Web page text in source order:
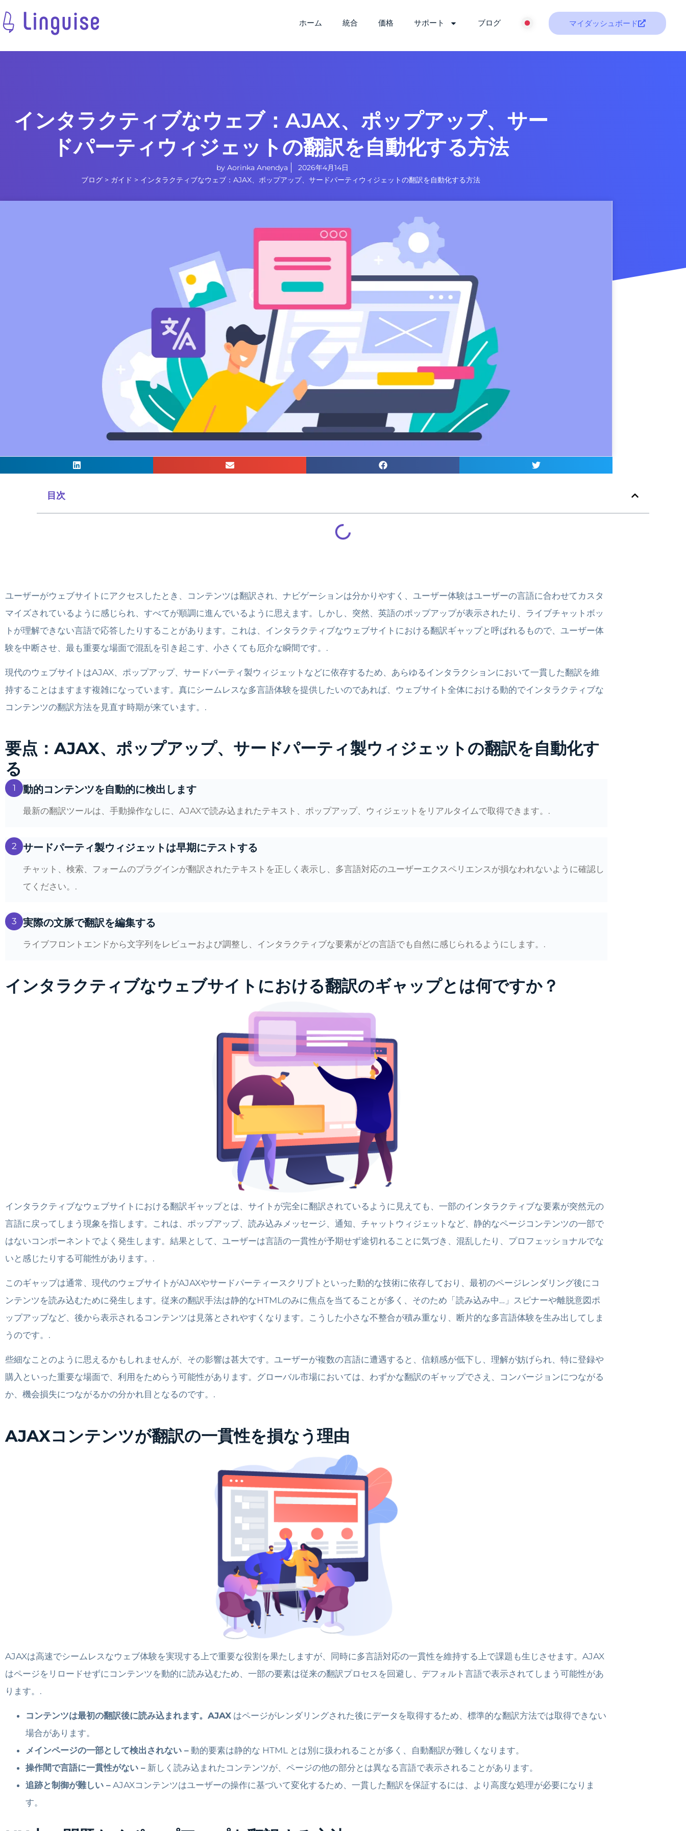
ホーム 統合 価格 サポート ブログ マイダッシュボード
インタラクティブなウェブ：AJAX、ポップアップ、サー
ドパーティウィジェットの翻訳を自動化する方法
by Aorinka Anendya
2026年4月14日
ブログ > ガイド > インタラクティブなウェブ：AJAX、ポップアップ、サードパーティウィジェットの翻訳を自動化する方法
目次
ユーザーがウェブサイトにアクセスしたとき、コンテンツは翻訳され、ナビゲーションは分かりやすく、ユーザー体験はユーザーの言語に合わせてカスタ
マイズされているように感じられ、すべてが順調に進んでいるように思えます。しかし、突然、英語のポップアップが表示されたり、ライブチャットボッ
トが理解できない言語で応答したりすることがあります。これは、インタラクティブなウェブサイトにおける翻訳ギャップと呼ばれるもので、ユーザー体
験を中断させ、最も重要な場面で混乱を引き起こす、小さくても厄介な瞬間です。.
現代のウェブサイトはAJAX、ポップアップ、サードパーティ製ウィジェットなどに依存するため、あらゆるインタラクションにおいて一貫した翻訳を維
持することはますます複雑になっています。真にシームレスな多言語体験を提供したいのであれば、ウェブサイト全体における動的でインタラクティブな
コンテンツの翻訳方法を見直す時期が来ています。.
要点：AJAX、ポップアップ、サードパーティ製ウィジェットの翻訳を自動化す
る
1 動的コンテンツを自動的に検出します
最新の翻訳ツールは、手動操作なしに、AJAXで読み込まれたテキスト、ポップアップ、ウィジェットをリアルタイムで取得できます。.
2 サードパーティ製ウィジェットは早期にテストする
チャット、検索、フォームのプラグインが翻訳されたテキストを正しく表示し、多言語対応のユーザーエクスペリエンスが損なわれないように確認し
てください。.
3 実際の文脈で翻訳を編集する
ライブフロントエンドから文字列をレビューおよび調整し、インタラクティブな要素がどの言語でも自然に感じられるようにします。.
インタラクティブなウェブサイトにおける翻訳のギャップとは何ですか？
インタラクティブなウェブサイトにおける翻訳ギャップとは、サイトが完全に翻訳されているように見えても、一部のインタラクティブな要素が突然元の
言語に戻ってしまう現象を指します。これは、ポップアップ、読み込みメッセージ、通知、チャットウィジェットなど、静的なページコンテンツの一部で
はないコンポーネントでよく発生します。結果として、ユーザーは言語の一貫性が予期せず途切れることに気づき、混乱したり、プロフェッショナルでな
いと感じたりする可能性があります。.
このギャップは通常、現代のウェブサイトがAJAXやサードパーティースクリプトといった動的な技術に依存しており、最初のページレンダリング後にコ
ンテンツを読み込むために発生します。従来の翻訳手法は静的なHTMLのみに焦点を当てることが多く、そのため「読み込み中…」スピナーや離脱意図ポ
ップアップなど、後から表示されるコンテンツは見落とされやすくなります。こうした小さな不整合が積み重なり、断片的な多言語体験を生み出してしま
うのです。.
些細なことのように思えるかもしれませんが、その影響は甚大です。ユーザーが複数の言語に遭遇すると、信頼感が低下し、理解が妨げられ、特に登録や
購入といった重要な場面で、利用をためらう可能性があります。グローバル市場においては、わずかな翻訳のギャップでさえ、コンバージョンにつながる
か、機会損失につながるかの分かれ目となるのです。.
AJAXコンテンツが翻訳の一貫性を損なう理由
AJAXは高速でシームレスなウェブ体験を実現する上で重要な役割を果たしますが、同時に多言語対応の一貫性を維持する上で課題も生じさせます。AJAX
はページをリロードせずにコンテンツを動的に読み込むため、一部の要素は従来の翻訳プロセスを回避し、デフォルト言語で表示されてしまう可能性があ
ります。.
コンテンツは最初の翻訳後に読み込まれます。AJAX はページがレンダリングされた後にデータを取得するため、標準的な翻訳方法では取得できない
場合があります。
メインページの一部として検出されない – 動的要素は静的な HTML とは別に扱われることが多く、自動翻訳が難しくなります。
操作間で言語に一貫性がない – 新しく読み込まれたコンテンツが、ページの他の部分とは異なる言語で表示されることがあります。
追跡と制御が難しい – AJAXコンテンツはユーザーの操作に基づいて変化するため、一貫した翻訳を保証するには、より高度な処理が必要になりま
す。